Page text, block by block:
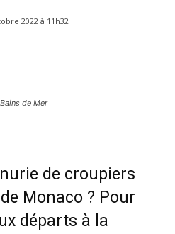
2022 à 11h32
de Mer
de croupiers
Monaco ? Pour
départs à la